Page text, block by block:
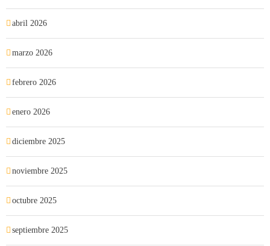
abril 2026
marzo 2026
febrero 2026
enero 2026
diciembre 2025
noviembre 2025
octubre 2025
septiembre 2025